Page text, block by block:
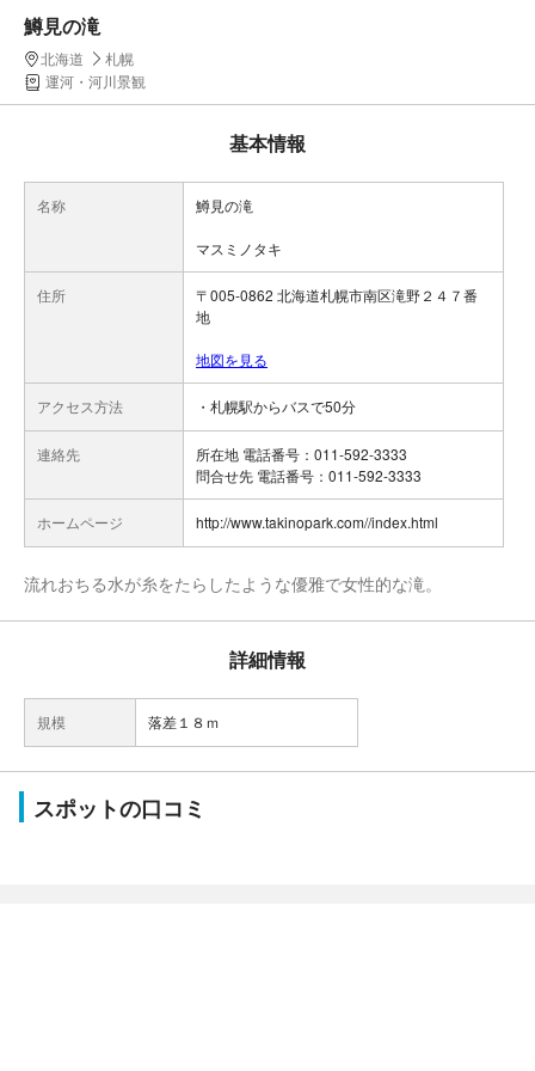
鱒見の滝
北海道
札幌
運河・河川景観
基本情報
名称 鱒見の滝
マスミノタキ
住所
〒005-0862 北海道札幌市南区滝野２４７番
地
地図を見る
アクセス方法 ・札幌駅からバスで50分
連絡先
所在地 電話番号：011-592-3333
問合せ先 電話番号：011-592-3333
ホームページ http://www.takinopark.com//index.html
流れおちる水が糸をたらしたような優雅で女性的な滝。
詳細情報
規模 落差１８ｍ
スポットの口コミ